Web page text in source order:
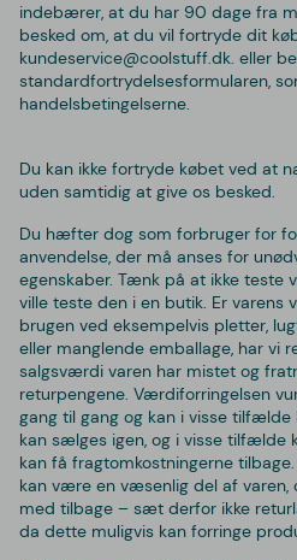
indebærer, at du har 90 dage fra
besked om, at du vil fortryde dit
kundeservice@coolstuff.dk. eller
standardfortrydelsesformularen,
handelsbetingelserne.
Du kan ikke fortryde købet ved at
uden samtidig at give os besked.
Du hæfter dog som forbruger for
anvendelse, der må anses for
egenskaber. Tænk på at ikke teste
ville teste den i en butik. Er
brugen ved eksempelvis pletter,
eller manglende emballage, har vi
salgsværdi varen har mistet og
returpengene. Værdiforringelsen
gang til gang og kan i visse tilfælde
kan sælges igen, og i visse tilfælde
kan få fragtomkostningerne
kan være en væsenlig del af varen,
med tilbage – sæt derfor ikke
da dette muligvis kan forringe